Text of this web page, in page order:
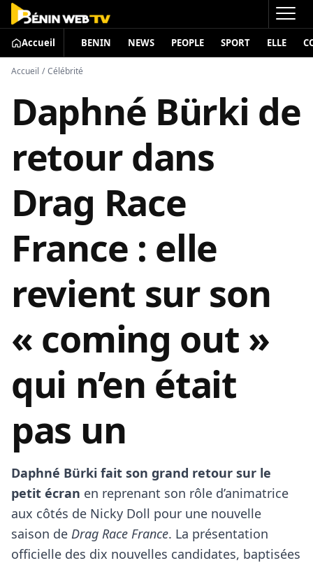
Accueil BENIN NEWS PEOPLE SPORT ELLE
Accueil / Célébrité
Daphné Bürki de
retour dans
Drag Race
France : elle
revient sur son
« coming out »
qui n’en était
pas un
Daphné Bürki fait son grand retour sur le
petit écran en reprenant son rôle d’animatrice
aux côtés de Nicky Doll pour une nouvelle
saison de Drag Race France. La présentation
officielle des dix nouvelles candidates, baptisées